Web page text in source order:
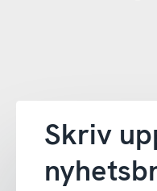
Skriv